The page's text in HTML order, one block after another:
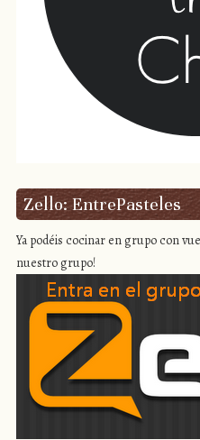
Zello: EntrePasteles
Ya podéis cocinar en grupo con
nuestro grupo!